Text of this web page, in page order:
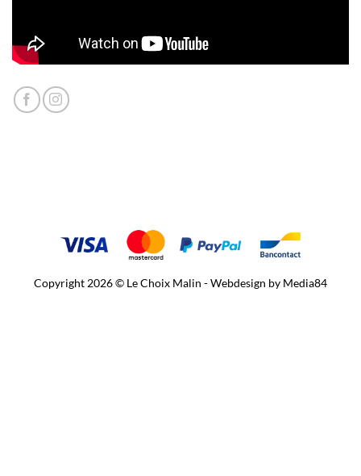
Copyright 2026 © Le Choix Malin - Webdesign by Media84